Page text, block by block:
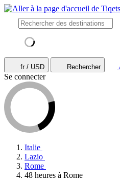
fr / USD Rechercher
Se connecter
Italie
Lazio
Rome
48 heures à Rome